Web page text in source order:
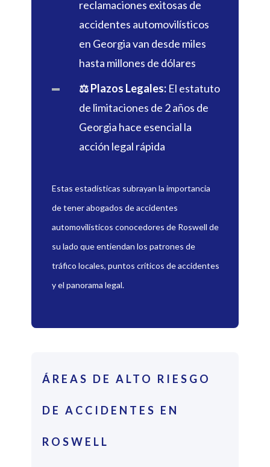
reclamaciones exitosas de
accidentes automovilísticos
en Georgia van desde miles
hasta millones de dólares
⚖️ Plazos Legales: El estatuto
de limitaciones de 2 años de
Georgia hace esencial la
acción legal rápida
Estas estadísticas subrayan la importancia
de tener abogados de accidentes
automovilísticos conocedores de Roswell de
su lado que entiendan los patrones de
tráfico locales, puntos críticos de accidentes
y el panorama legal.
ÁREAS DE ALTO RIESGO
DE ACCIDENTES EN
ROSWELL